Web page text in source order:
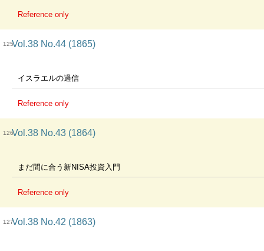
Reference only
125Vol.38 No.44 (1865)
イスラエルの過信
Reference only
126Vol.38 No.43 (1864)
まだ間に合う新NISA投資入門
Reference only
127Vol.38 No.42 (1863)